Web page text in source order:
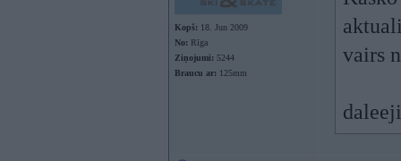
Kopš: 18. Jun 2009
No: Rīga
Ziņojumi: 5244
Braucu ar: 125mm
vairs